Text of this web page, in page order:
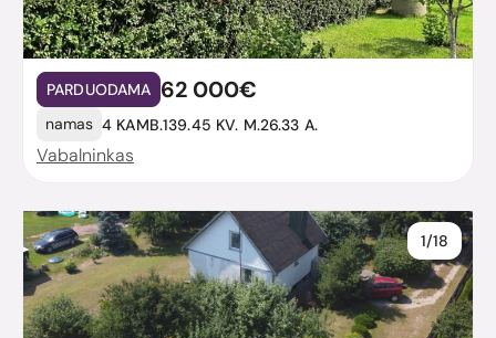
PARDUODAMA 62 000€
namas 4 KAMB.139.45 KV. M.26.33 A.
Vabalninkas
1/18